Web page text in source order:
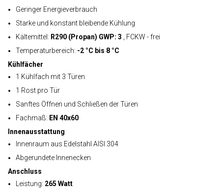
Geringer Energieverbrauch
Starke und konstant bleibende Kühlung
Kältemittel: R290 (Propan) GWP: 3 , FCKW - frei
Temperaturbereich: -2 °C bis 8 °C
Kühlfächer
1 Kühlfach mit 3 Türen
1 Rost pro Tür
Sanftes Öffnen und Schließen der Türen
Fachmaß: EN 40x60
Innenausstattung
Innenraum aus Edelstahl AISI 304
Abgerundete Innenecken
Anschluss
Leistung: 265 Watt